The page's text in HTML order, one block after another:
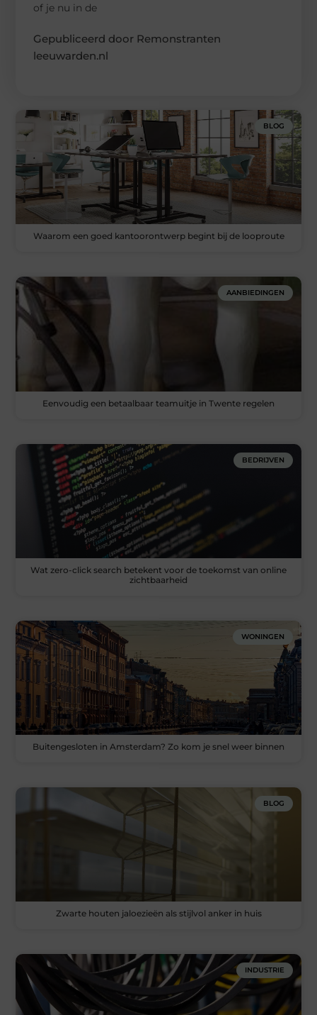
of je nu in de
Gepubliceerd door Remonstranten
leeuwarden.nl
BLOG
Waarom een goed kantoorontwerp begint bij de looproute
AANBIEDINGEN
Eenvoudig een betaalbaar teamuitje in Twente regelen
BEDRIJVEN
Wat zero-click search betekent voor de toekomst van online
zichtbaarheid
WONINGEN
Buitengesloten in Amsterdam? Zo kom je snel weer binnen
BLOG
Zwarte houten jaloezieën als stijlvol anker in huis
INDUSTRIE